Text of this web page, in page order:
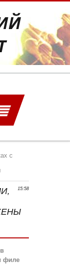
с
15:58
филе